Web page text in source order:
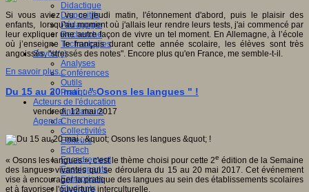
Didactique
Dispositifs
Pédagogie
Recherche
Technologies
Savoir(s)
Analyses
Conférences
Outils
Pratiques
Acteurs de l'éducation
Animateurs
Chercheurs
Collectivités
Editeurs
EdTech
Encadrement
Enseignants
Entreprises
Etudiants
Si vous aviez vu ce jeudi matin, l'étonnement d'abord, puis le plaisir des
enfants, lorsqu'au moment où j'allais leur rendre leurs tests, j'ai commencé par
leur expliquer une autre façon de vivre un tel moment. En Allemagne, à l’école
où j’enseigne le français durant cette année scolaire, les élèves sont très
angoissés, "stressés des notes". Encore plus qu'en France, me semble-t-il.
En savoir plus...
Du 15 au 20 mai : " Osons les langues " !
vendredi, 12 mai 2017
Agenda
« Osons les langues », c'est le thème choisi pour cette 2e édition de la Semaine
des langues vivantes qui se déroulera du 15 au 20 mai 2017. Cet événement
vise à encourager la pratique des langues au sein des établissements scolaires
et à favoriser l'ouverture interculturelle.